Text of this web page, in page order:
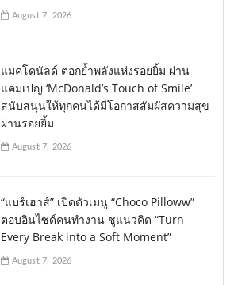
August 7, 2026
แมคโดนัลด์ ตอกย้ำพลังแห่งรอยยิ้ม ผ่าน
แคมเปญ ‘McDonald’s Touch of Smile’
สนับสนุนให้ทุกคนได้มีโอกาสสัมผัสความสุข
ผ่านรอยยิ้ม
August 7, 2026
“แบร์เฮาส์” เปิดตัวเมนู “Choco Pilloww”
ตอบอินไซด์คนทำงาน ชูแนวคิด “Turn
Every Break into a Soft Moment”
August 7, 2026